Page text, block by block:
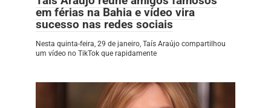
em férias na Bahia e vídeo vira
sucesso nas redes sociais
Nesta quinta-feira, 29 de janeiro, Taís Araújo compartilhou
um vídeo no TikTok que rapidamente